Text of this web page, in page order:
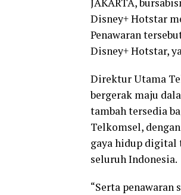
JAKARTA,
Disney+ Hotstar
Penawaran
Disney+ Hotstar,
Direktur Utama
bergerak maju
tambah tersedia
Telkomsel,
gaya hidup digital
seluruh Indonesia.
“Serta